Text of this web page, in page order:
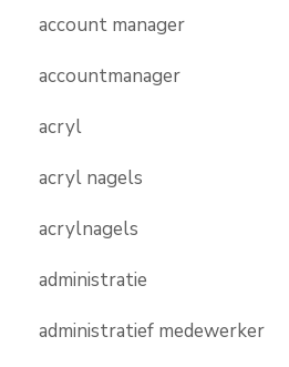
account manager
accountmanager
acryl
acryl nagels
acrylnagels
administratie
administratief medewerker